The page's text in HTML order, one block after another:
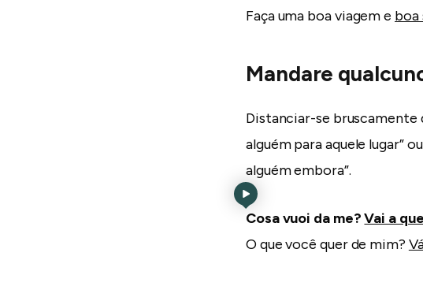
Faça uma boa viagem e boa
Mandare
Distanciar-se bruscamente
alguém para aquele lugar”
alguém embora”.
Cosa vuoi da me?Vai a
O que você quer de mim?